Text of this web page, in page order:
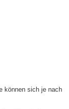
können sich je nach